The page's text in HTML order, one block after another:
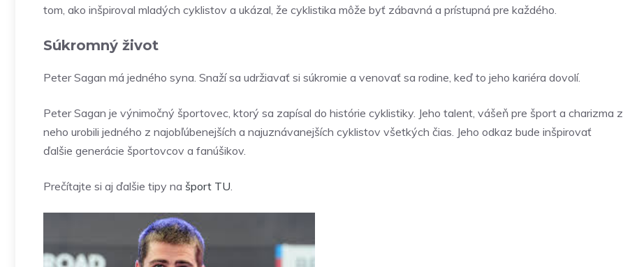
tom, ako inšpiroval mladých cyklistov a ukázal, že cyklistika môže byť zábavná a prístupná pre každého.
Súkromný život
Peter Sagan má jedného syna. Snaží sa udržiavať si súkromie a venovať sa rodine, keď to jeho kariéra dovolí.
Peter Sagan je výnimočný športovec, ktorý sa zapísal do histórie cyklistiky. Jeho talent, vášeň pre šport a charizma z
neho urobili jedného z najobľúbenejších a najuznávanejších cyklistov všetkých čias. Jeho odkaz bude inšpirovať
ďalšie generácie športovcov a fanúšikov.
Prečítajte si aj ďalšie tipy na šport TU.